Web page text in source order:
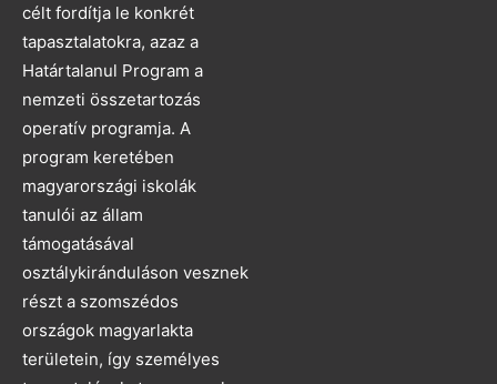
célt fordítja le konkrét
tapasztalatokra, azaz a
Határtalanul Program a
nemzeti összetartozás
operatív programja. A
program keretében
magyarországi iskolák
tanulói az állam
támogatásával
osztálykiránduláson vesznek
részt a szomszédos
országok magyarlakta
területein, így személyes